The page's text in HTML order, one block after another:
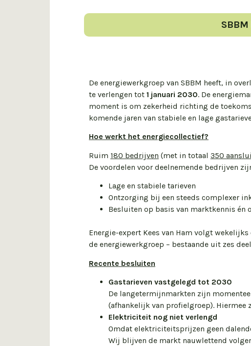
De energiewerkgroep van SBBM heeft, in
te verlengen tot 1 januari 2030. De
moment is om zekerheid richting de
komende jaren van stabiele en lage
Hoe werkt het energiecollectief?
Ruim 180 bedrijven (met in totaal 350
De voordelen voor deelnemende bedrijven
Lage en stabiele tarieven
Ontzorging bij een steeds complexer
Besluiten op basis van marktkennis én
Energie-expert Kees van Ham volgt
de energiewerkgroep – bestaande uit zes
Recente besluiten
Gastarieven vastgelegd tot 2030
De lange­termijnmarkten zijn
(afhankelijk van profielgroep). Hiermee
Elektriciteit nog niet verlengd
Omdat elektriciteitsprijzen geen
Wij blijven de markt nauwlettend